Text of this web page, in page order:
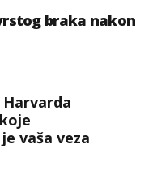
braka nakon
vaša veza